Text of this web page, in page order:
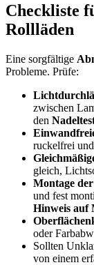
Checkliste
Rollläden
Eine sorgfältige
Probleme. Prüfe:
zwischen
den
ruckelfrei
gleich,
Montage
und fest
Hinweis auf
oder
Sollten
von einem